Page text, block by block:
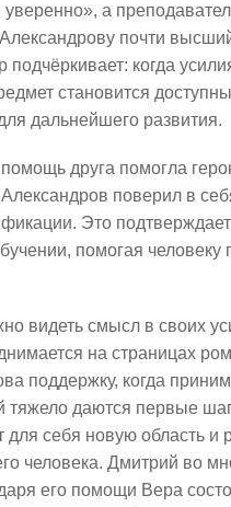
а
почти
когда
становится
дальнейшего развития.
друга помогла
поверил в
Это
помогая человеку
видеть смысл в своих
на страницах
поддержку, когда
тяжело даются первые
себя новую область и
человека. Дмитрий во
его помощи Вера